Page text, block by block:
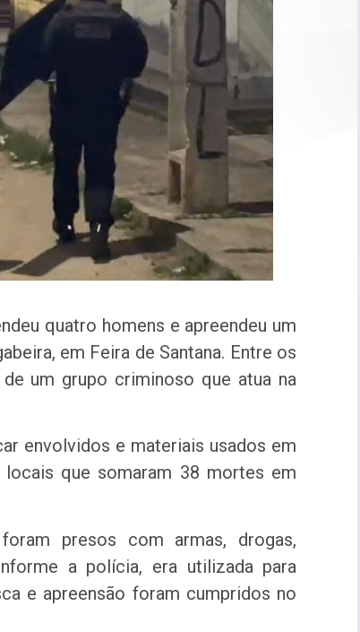
quatro homens e apreendeu um
em Feira de Santana. Entre os
um grupo criminoso que atua na
envolvidos e materiais usados em
que somaram 38 mortes em
presos com armas, drogas,
a polícia, era utilizada para
e apreensão foram cumpridos no